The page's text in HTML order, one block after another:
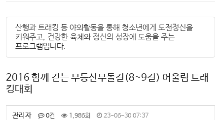
산행과 트래킹 등 야외활동을 통해 청소년에게 도전정신을
키워주고, 건강한 육체와 정신의 성장에 도움을 주는
프로그램입니다.
2016 함께 걷는 무등산무돌길(8~9길) 어울림 트래
킹대회
관리자 0건 1,986회 23-06-30 07:37